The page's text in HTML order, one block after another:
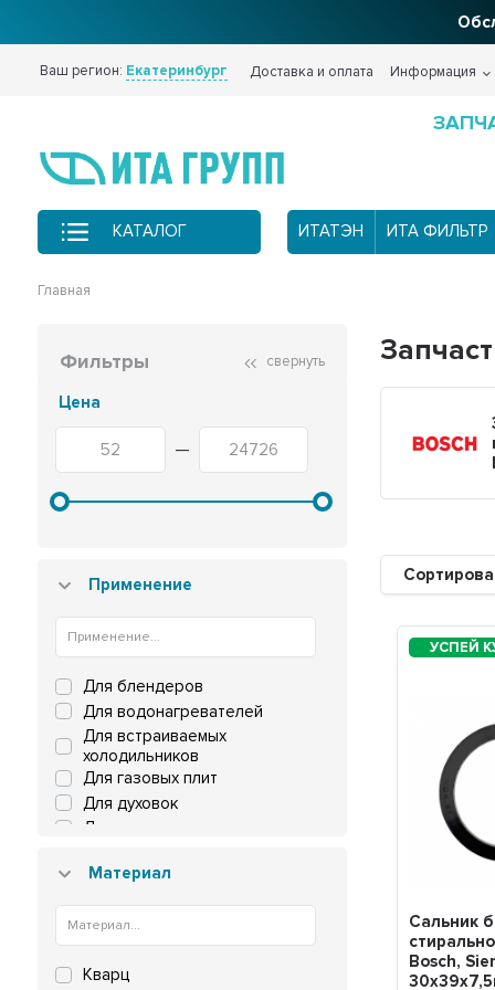
Ваш регион: Екатеринбург Доставка и оплата Информация
КАТАЛОГ ИТАТЭН ИТА ФИЛЬТР
Главная
Фильтры свернуть
Цена
—
Применение
Для блендеров
Для водонагревателей
Для встраиваемых
холодильников
Для газовых плит
Для духовок
Для микроволновок
Для мясорубок
Для плит
Для плит и духовок
Для пылесосов
Материал
Кварц
Сальник
Bosch,